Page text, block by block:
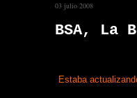
03 julio 2008
BSA, La
Estaba